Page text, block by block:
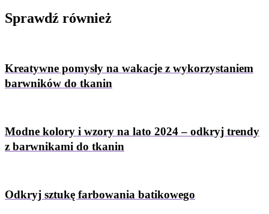
Sprawdź również
Kreatywne pomysły na wakacje z wykorzystaniem
barwników do tkanin
Modne kolory i wzory na lato 2024 – odkryj trendy
z barwnikami do tkanin
Odkryj sztukę farbowania batikowego